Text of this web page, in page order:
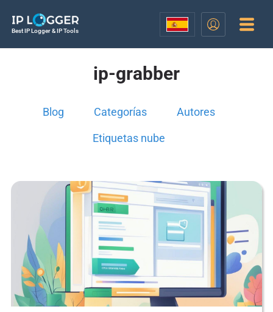
Best IP Logger & IP Tools
ip-grabber
Blog Categorías Autores
Etiquetas nube